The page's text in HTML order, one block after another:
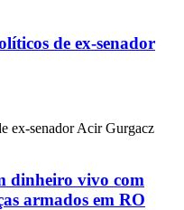
de ex-senador
ex-senador Acir Gurgacz
dinheiro vivo com
armados em RO